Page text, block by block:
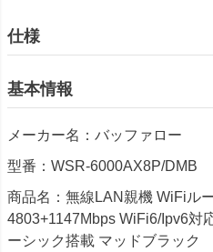
仕様
基本情報
メーカー名：バッファロー
型番：WSR-6000AX8P/DMB
商品名：無線LAN親機 WiFiル
4803+1147Mbps WiFi6/Ipv6対
ーシック搭載 マッドブラック